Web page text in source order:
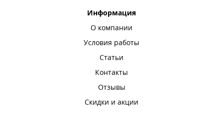
Информация
О компании
Условия работы
Статьи
Контакты
Отзывы
Скидки и акции